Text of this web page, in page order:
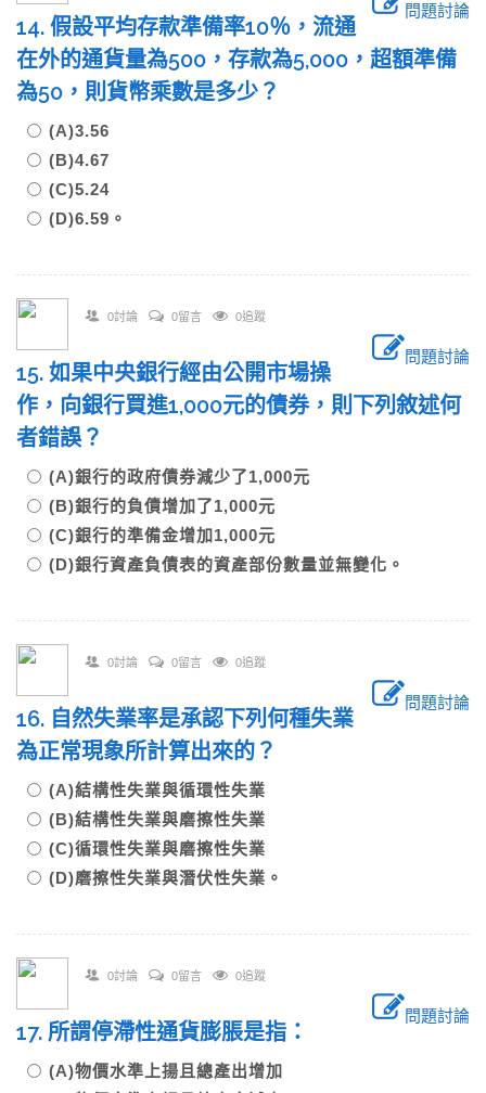
問題討論
14. 假設平均存款準備率10％，流通
在外的通貨量為500，存款為5,000，超額準備
為50，則貨幣乘數是多少？
(A)3.56
(B)4.67
(C)5.24
(D)6.59。
0討論 0留言 0追蹤
問題討論
15. 如果中央銀行經由公開市場操
作，向銀行買進1,000元的債券，則下列敘述何
者錯誤？
(A)銀行的政府債券減少了1,000元
(B)銀行的負債增加了1,000元
(C)銀行的準備金增加1,000元
(D)銀行資產負債表的資產部份數量並無變化。
0討論 0留言 0追蹤
問題討論
16. 自然失業率是承認下列何種失業
為正常現象所計算出來的？
(A)結構性失業與循環性失業
(B)結構性失業與磨擦性失業
(C)循環性失業與磨擦性失業
(D)磨擦性失業與潛伏性失業。
0討論 0留言 0追蹤
問題討論
17. 所謂停滯性通貨膨脹是指：
(A)物價水準上揚且總產出增加